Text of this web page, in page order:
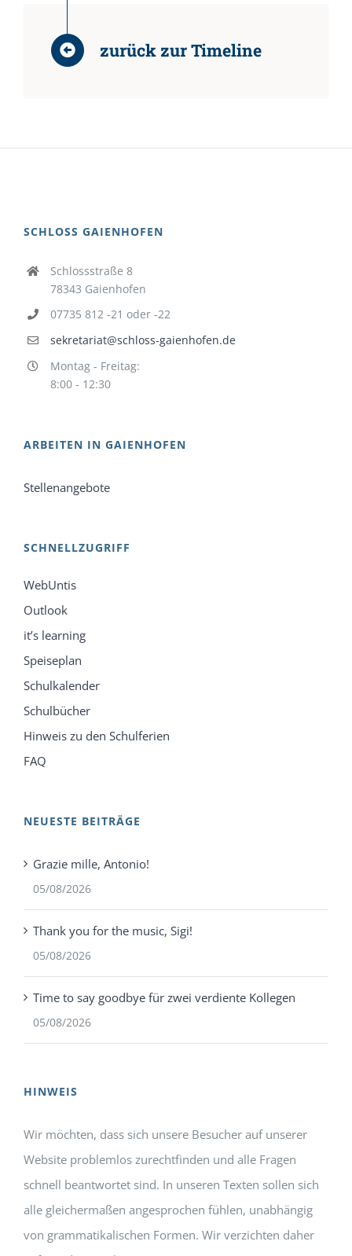
zurück zur Timeline
SCHLOSS GAIENHOFEN
Schlossstraße 8
78343 Gaienhofen
07735 812 -21 oder -22
sekretariat@schloss-gaienhofen.de
Montag - Freitag:
8:00 - 12:30
ARBEITEN IN GAIENHOFEN
Stellenangebote
SCHNELLZUGRIFF
WebUntis
Outlook
it’s learning
Speiseplan
Schulkalender
Schulbücher
Hinweis zu den Schulferien
FAQ
NEUESTE BEITRÄGE
Grazie mille, Antonio!
05/08/2026
Thank you for the music, Sigi!
05/08/2026
Time to say goodbye für zwei verdiente Kollegen
05/08/2026
HINWEIS
Wir möchten, dass sich unsere Besucher auf unserer
Website problemlos zurechtfinden und alle Fragen
schnell beantwortet sind. In unseren Texten sollen sich
alle gleichermaßen angesprochen fühlen, unabhängig
von grammatikalischen Formen. Wir verzichten daher